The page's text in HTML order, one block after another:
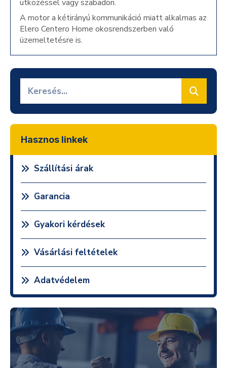
ütközéssel vagy szabadon.
A motor a kétirányú kommunikáció miatt alkalmas az
Elero Centero Home okosrendszerben való
üzemeltetésre is.
Hasznos linkek
Szállítási árak
Garancia
Gyakori kérdések
Vásárlási feltételek
Adatvédelem